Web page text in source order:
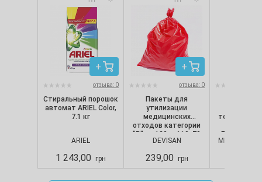
отзыва: 0
Стиральный порошок
автомат ARIEL Color,
7.1 кг
ARIEL
1 243,00 грн
отзыва: 0
Пакеты для
утилизации
медицинских
отходов категории
"B" на 120 л, 110х70
см, 50 мкм, красные
DEVISAN
239,00 грн
Белые (100
MERCATOR